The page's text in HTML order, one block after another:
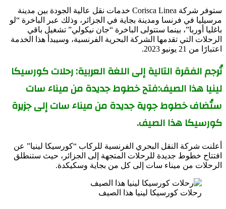
ستوفر شركة Corisca Linea خدمات نقل عالية الجودة بين مدينة
مرسيليا في فرنسا ومدينة بجاية في الجزائر، وذلك عبر الباخرة “لو
باغليا أوربا”، بينما ستتولى الباخرة “جان نيكولي” تشغيل باقي
الرحلات التي تقدمها الشركة البحرية الفرنسية، وسيبدأ هذا الخدمة
اعتبارًا من 21 يونيو 2023.
تُرجم الفقرة التالية إلى اللغة العربية: رحلات كورسيكا
لينيا هذا الصيف:فتح خطوط جديدة من ميناء سات
ستُضاف خطوط جوية جديدة من ميناء سات إلى جزيرة
كورسيكا هذا الصيف.
أعلنت شركة النقل البحري الفرنسية للركاب “كورسيكا لينيا” عن
افتتاح خطوط جديدة للرحلات المتجهة إلى الجزائر، حيث ستنطلق
الرحلات من ميناء سات إلى كل من بجاية وسكيكدة.
رحلات كورسيكا لينيا هذا الصيف